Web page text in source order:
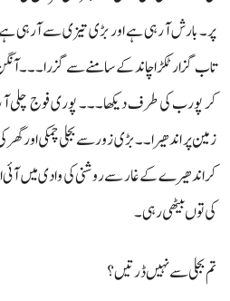
پر۔ بارش آ رہی ہے اور بڑی تیزی سے آ رہی
تاب گزار ٹکڑا چاند کے سامنے سےگزرا۔۔۔
کر پورب کی طرف دیکھا۔۔۔ پوری فوج چلی آ
زمین پر اندھیرا۔۔ بڑی زور سے بجلی چمکی اور
کر اندھیرے کے غار سے روشنی کی وادی میں آئی
کی توں بیٹھی رہی۔
تم بجلی سے نہیں ڈرتیں؟